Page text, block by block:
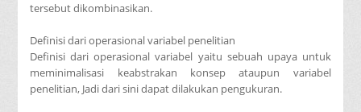
tersebut dikombinasikan.
Definisi dari operasional variabel penelitian
Definisi dari operasional variabel yaitu sebuah upaya untuk
meminimalisasi keabstrakan konsep ataupun variabel
penelitian, Jadi dari sini dapat dilakukan pengukuran.